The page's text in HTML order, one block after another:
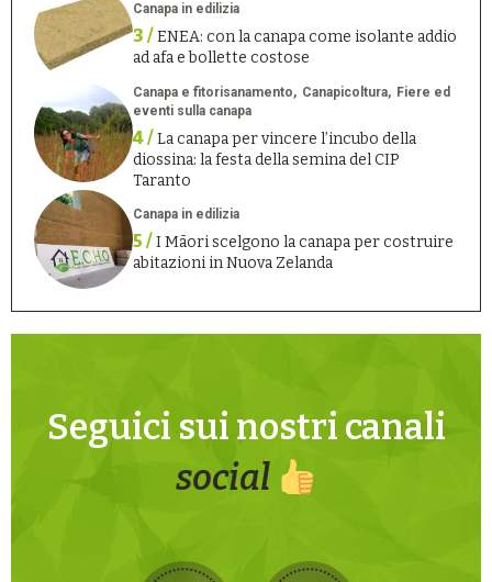
Canapa in edilizia
3 /ENEA: con la canapa come isolante addio
ad afa e bollette costose
Canapa e fitorisanamento Canapicoltura
Fiere ed
eventi sulla canapa
4 /La canapa per vincere l’incubo della
diossina: la festa della semina del CIP
Taranto
Canapa in edilizia
5 /I Māori scelgono la canapa per costruire
abitazioni in Nuova Zelanda
Seguici sui nostri canali
social